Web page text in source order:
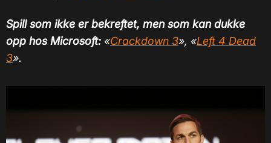
Spill som ikke er bekreftet, men som kan dukke
opp hos Microsoft: «Crackdown 3», «Left 4 Dead
3».